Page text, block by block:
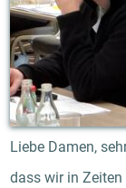
Liebe Damen,
dass wir in